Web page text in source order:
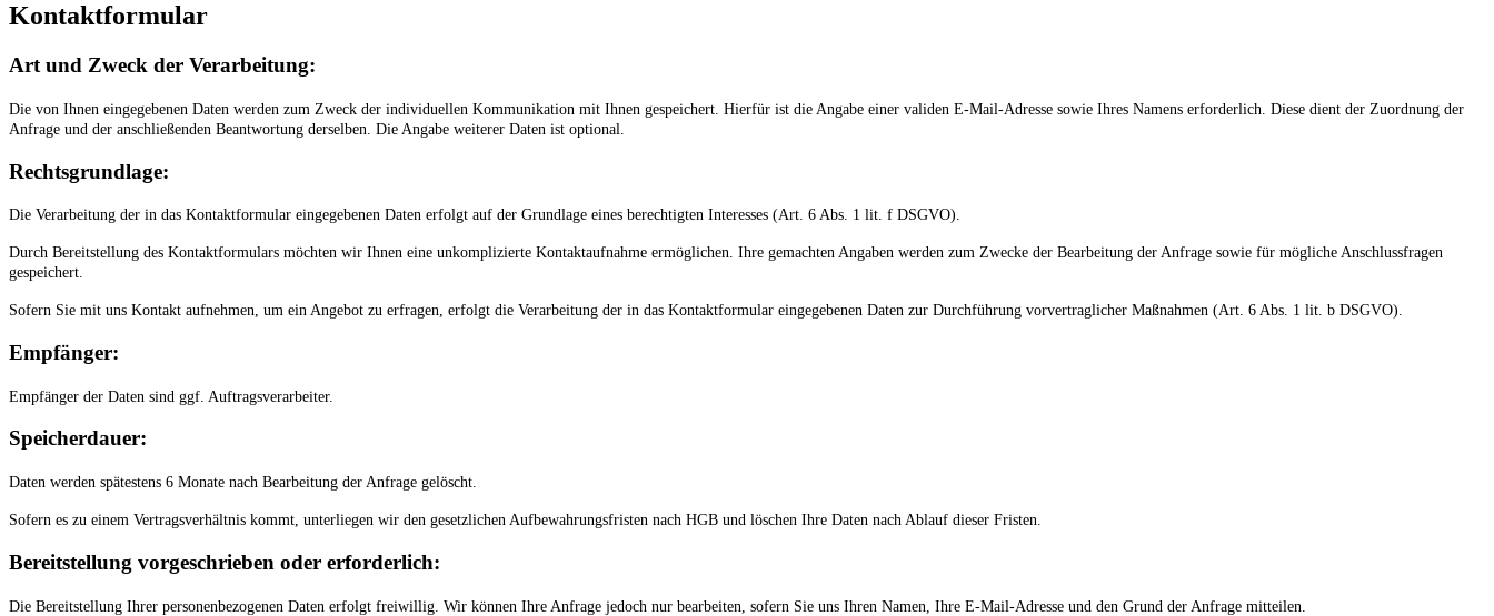
Kontaktformular
Art und Zweck der Verarbeitung:
Die von Ihnen eingegebenen Daten werden zum Zweck der individuellen Kommunikation mit Ihnen gespeichert. Hierfür ist die Angabe einer validen E-Mail-Adresse sowie Ihres Namens erforderlich. Diese dient der Zuordnung der
Anfrage und der anschließenden Beantwortung derselben. Die Angabe weiterer Daten ist optional.
Rechtsgrundlage:
Die Verarbeitung der in das Kontaktformular eingegebenen Daten erfolgt auf der Grundlage eines berechtigten Interesses (Art. 6 Abs. 1 lit. f DSGVO).
Durch Bereitstellung des Kontaktformulars möchten wir Ihnen eine unkomplizierte Kontaktaufnahme ermöglichen. Ihre gemachten Angaben werden zum Zwecke der Bearbeitung der Anfrage sowie für mögliche Anschlussfragen
gespeichert.
Sofern Sie mit uns Kontakt aufnehmen, um ein Angebot zu erfragen, erfolgt die Verarbeitung der in das Kontaktformular eingegebenen Daten zur Durchführung vorvertraglicher Maßnahmen (Art. 6 Abs. 1 lit. b DSGVO).
Empfänger:
Empfänger der Daten sind ggf. Auftragsverarbeiter.
Speicherdauer:
Daten werden spätestens 6 Monate nach Bearbeitung der Anfrage gelöscht.
Sofern es zu einem Vertragsverhältnis kommt, unterliegen wir den gesetzlichen Aufbewahrungsfristen nach HGB und löschen Ihre Daten nach Ablauf dieser Fristen.
Bereitstellung vorgeschrieben oder erforderlich:
Die Bereitstellung Ihrer personenbezogenen Daten erfolgt freiwillig. Wir können Ihre Anfrage jedoch nur bearbeiten, sofern Sie uns Ihren Namen, Ihre E-Mail-Adresse und den Grund der Anfrage mitteilen.